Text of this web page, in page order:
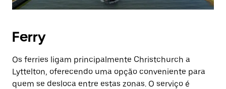
Ferry
Os ferries ligam principalmente Christchurch a
Lyttelton, oferecendo uma opção conveniente para
quem se desloca entre estas zonas. O serviço é